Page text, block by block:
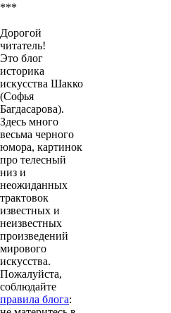
***
Дорогой
читатель!
Это блог
историка
искусства Шакко
(Софья
Багдасарова).
Здесь много
весьма черного
юмора, картинок
про телесный
низ и
неожиданных
трактовок
известных и
неизвестных
произведений
мирового
искусства.
Пожалуйста,
соблюдайте
правила блога: